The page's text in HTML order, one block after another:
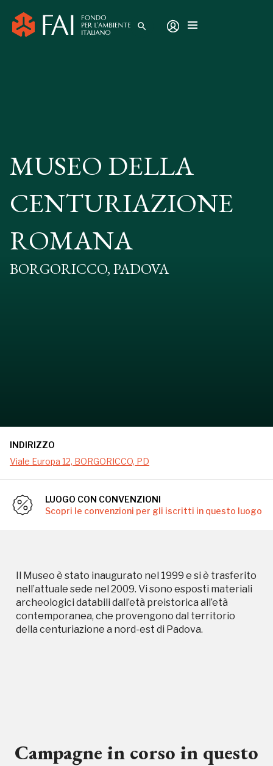
search
MUSEO DELLA
CENTURIAZIONE
ROMANA
BORGORICCO, PADOVA
INDIRIZZO
Viale Europa 12, BORGORICCO, PD
LUOGO CON CONVENZIONI
Scopri le convenzioni per gli iscritti in questo luogo
Il Museo è stato inaugurato nel 1999 e si è trasferito
nell’attuale sede nel 2009. Vi sono esposti materiali
archeologici databili dall’età preistorica all’età
contemporanea, che provengono dal territorio
della centuriazione a nord-est di Padova.
Campagne in corso in questo